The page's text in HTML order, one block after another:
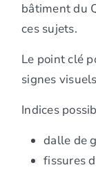
bâtiment du
ces sujets.
Le point clé
signes
Indices
dalle de
fissures